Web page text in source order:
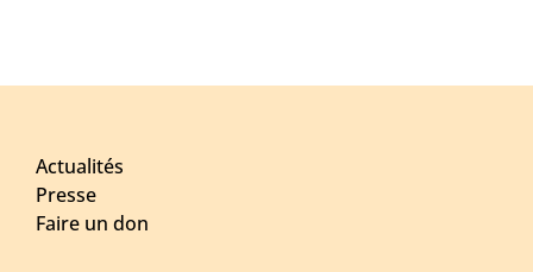
Actualités
Presse
Faire un don